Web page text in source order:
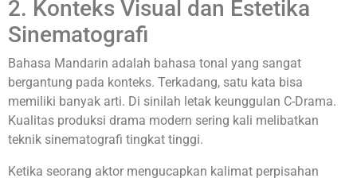
2. Konteks Visual dan Estetika
Sinematografi
Bahasa Mandarin adalah bahasa tonal yang sangat
bergantung pada konteks. Terkadang, satu kata bisa
memiliki banyak arti. Di sinilah letak keunggulan C-Drama.
Kualitas produksi drama modern sering kali melibatkan
teknik sinematografi tingkat tinggi.
Ketika seorang aktor mengucapkan kalimat perpisahan